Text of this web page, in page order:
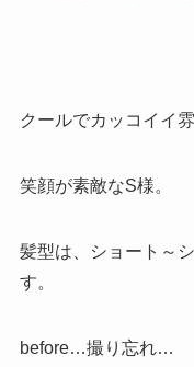
クールでカッコイイ
笑顔が素敵なS様。
髪型は、ショート～
す。
before…撮り忘れ…